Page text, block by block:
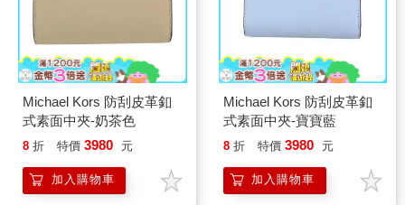
Michael Kors 防刮皮革釦
式素面中夾-奶茶色
8 折 特價 3980 元
加入購物車
Michael Kors 防刮皮革釦
式素面中夾-寶寶藍
8 折 特價 3980 元
加入購物車